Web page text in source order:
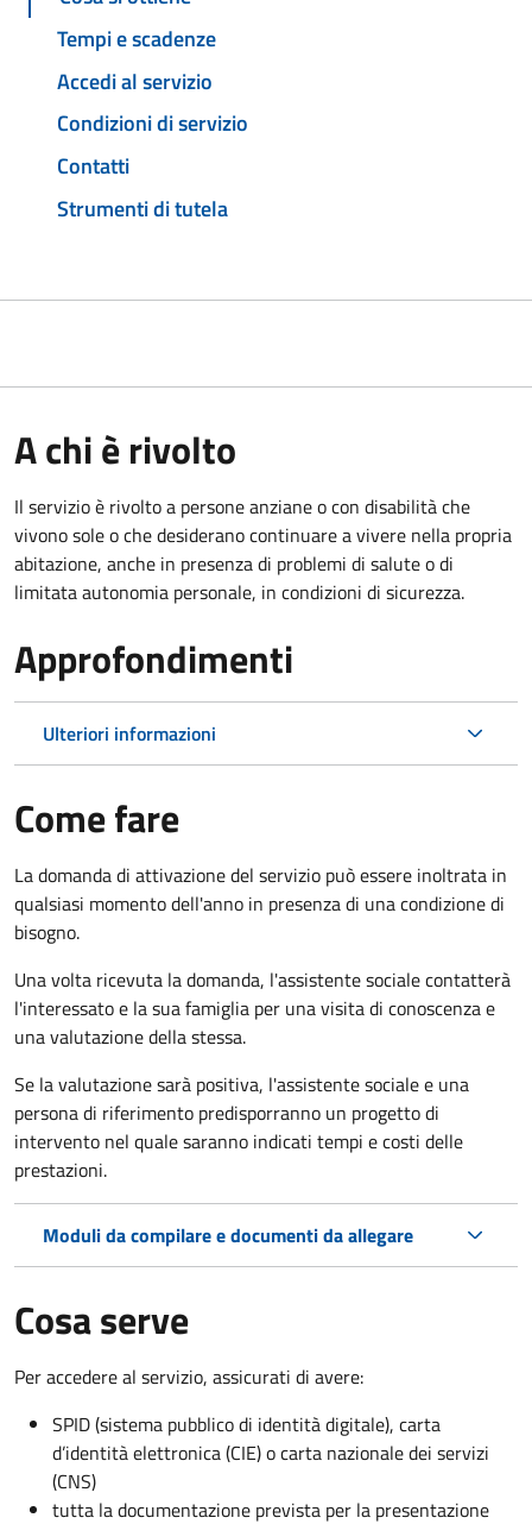
Tempi e scadenze
Accedi al servizio
Condizioni di servizio
Contatti
Strumenti di tutela
A chi è rivolto
Il servizio è rivolto a persone anziane o con disabilità che
vivono sole o che desiderano continuare a vivere nella propria
abitazione, anche in presenza di problemi di salute o di
limitata autonomia personale, in condizioni di sicurezza.
Approfondimenti
Ulteriori informazioni
Come fare
La domanda di attivazione del servizio può essere inoltrata in
qualsiasi momento dell'anno in presenza di una condizione di
bisogno.
Una volta ricevuta la domanda, l'assistente sociale contatterà
l'interessato e la sua famiglia per una visita di conoscenza e
una valutazione della stessa.
Se la valutazione sarà positiva, l'assistente sociale e una
persona di riferimento predisporranno un progetto di
intervento nel quale saranno indicati tempi e costi delle
prestazioni.
Moduli da compilare e documenti da allegare
Cosa serve
Per accedere al servizio, assicurati di avere:
SPID (sistema pubblico di identità digitale), carta
d’identità elettronica (CIE) o carta nazionale dei servizi
(CNS)
tutta la documentazione prevista per la presentazione